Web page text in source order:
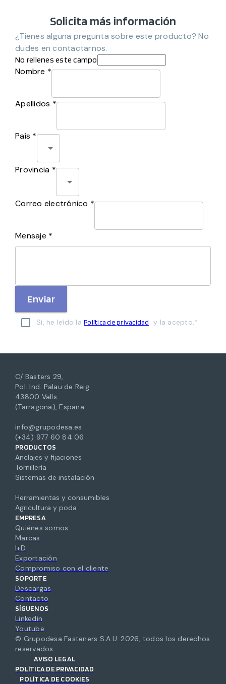
Solicita más información
¿Tienes alguna pregunta sobre este producto? No
dudes en contactarnos.
No rellenes este campo
Nombre *
Apellidos *
País *
Provincia *
Correo electrónico *
Mensaje *
Enviar
Sí, he leído la Política de privacidad y la acepto.*
C/ Basters 29,
Pol. Ind. Palau de Reig
43800 Valls
(Tarragona), España
info@grupodesa.es
(+34) 977 60 84 06
PRODUCTOS
Anclajes y fijaciones
Tornillería
Sistemas de instalación
Herramientas y consumibles
Agricultura y poda
EMPRESA
Quiénes somos
Marcas
I+D
Exportación
Compromiso con el cliente
SOPORTE
Descargas
Contacto
SÍGUENOS
Linkedin
Youtube
© Grupodesa Fasteners S.A.U. 2026, todos los derechos
reservados
AVISO LEGAL
POLÍTICA DE PRIVACIDAD
POLÍTICA DE COOKIES